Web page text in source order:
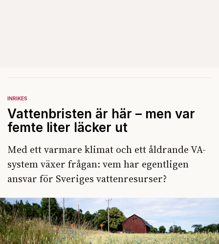
INRIKES
Vattenbristen är här – men var
femte liter läcker ut
Med ett varmare klimat och ett åldrande VA-
system växer frågan: vem har egentligen
ansvar för Sveriges vattenresurser?